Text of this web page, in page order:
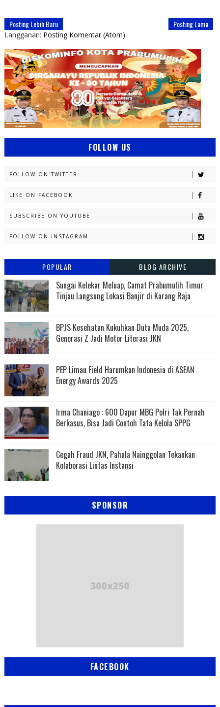
Posting Lebih Baru Posting Lama
Langganan: Posting Komentar (Atom)
FOLLOW US
FOLLOW ON TWITTER
LIKE ON FACEBOOK
SUBSCRIBE ON YOUTUBE
FOLLOW ON INSTAGRAM
POPULAR BLOG ARCHIVE
Sungai Kelekar Meluap, Camat Prabumulih Timur
Tinjau Langsung Lokasi Banjir di Karang Raja
BPJS Kesehatan Kukuhkan Duta Muda 2025,
Generasi Z Jadi Motor Literasi JKN
PEP Limau Field Harumkan Indonesia di ASEAN
Energy Awards 2025
Irma Chaniago : 600 Dapur MBG Polri Tak Pernah
Berkasus, Bisa Jadi Contoh Tata Kelola SPPG
Cegah Fraud JKN, Pahala Nainggolan Tekankan
Kolaborasi Lintas Instansi
SPONSOR
FACEBOOK